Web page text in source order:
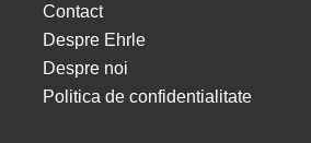
Contact
Despre Ehrle
Despre noi
Politica de confidentialitate